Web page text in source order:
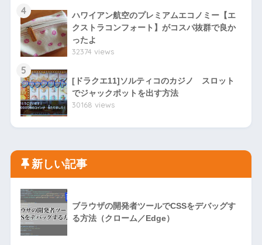
4
ハワイアン航空のプレミアムエコノミー【エ
クストラコンフォート】がコスパ抜群で良か
ったよ
32374 views
5
[ドラクエ11]ソルティコのカジノ スロット
でジャックポットを出す方法
30168 views
新しい記事
ブラウザの開発者ツールでCSSをデバッグす
る方法（クローム／Edge）